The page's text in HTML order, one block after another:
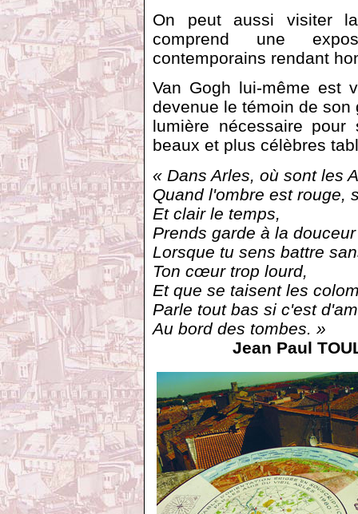
On peut aussi visiter
comprend une
contemporains rendant
Van Gogh lui-même est
devenue le témoin de
lumière nécessaire
beaux et plus célèbres
« Dans Arles, où sont les
Quand l'ombre est rouge,
Et clair le temps,
Prends garde à la
Lorsque tu sens battre
Ton cœur trop lourd,
Et que se taisent les
Parle tout bas si c'est
Au bord des tombes. »
Jean Paul